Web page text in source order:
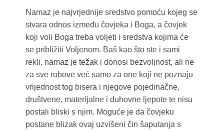
Namaz je najvrjednije sredstvo pomoću kojeg se
stvara odnos između čovjeka i Boga, a čovjek
koji voli Boga treba voljeti i sredstva kojima će
se približiti Voljenom. Baš kao što ste i sami
rekli, namaz je težak i donosi bezvoljnost, ali ne
za sve robove već samo za one koji ne poznaju
vrijednost tog bisera i njegove pojedinačne,
društvene, materijalne i duhovne ljepote te nisu
postali bliski s njim. Moguće je da čovjeku
postane blizak ovaj uzvišeni čin šaputanja s